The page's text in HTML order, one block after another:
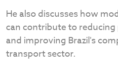
He also discusses how
can contribute to
and improving Brazil's
transport sector.